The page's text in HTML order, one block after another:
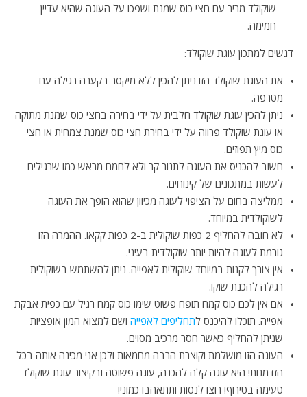
שוקולד מריר עם חצי כוס שמנת ושפכו על העוגה שהיא עדיין
חמימה.
דגשים למתכון עוגת שוקולד:
את העוגת שוקולד הזו ניתן להכין ללא מיקסר בקערה רגילה עם
מטרפה.
ניתן להכין עוגת שוקולד חלבית על ידי בחירה בחצי כוס שמנת מתוקה
או עוגת שוקולד פרווה על ידי בחירת חצי כוס שמנת צמחית או חצי
כוס מיץ תפוזים.
חשוב להכניס את העוגה לתנור קר ולא לחמם מראש כמו שרגילים
לעשות במתכונים של קינוחים.
ממליצה בחום על הציפוי לעוגה מכיוון שהוא הופך את העוגה
לשוקולדית במיוחד.
לא חובה להחליף 2 כפות שוקולית ב-2 כפות קקאו. ההמרה הזו
גורמת לעוגה להיות יותר שוקולדית בעיני.
אין צורך לקנות במיוחד שוקולית לאפייה. ניתן להשתמש בשוקולית
רגילה להכנת שוקו.
אם אין לכם כוס קמח תופח פשוט שימו כוס קמח רגיל עם כפית אבקת
אפייה. תוכלו להיכנס לתחליפים לאפייה ושם למצוא המון אופציות
שניתן להחליף כאשר חסר מרכיב מסוים.
העוגה הזו מושלמת וקוצרת הרבה מחמאות ולכן אני מכינה אותה בכל
הזדמנות! היא עוגה קלה להכנה, עוגה פשוטה ובקיצור עוגת שוקולד
טעימה בטירוף! רוצו לנסות ותתאהבו כמוני!